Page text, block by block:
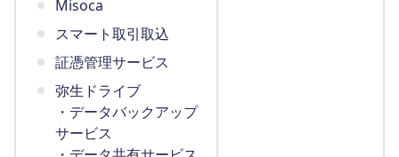
Misoca
スマート取引取込
証憑管理サービス
弥生ドライブ
・データバックアップ
サービス